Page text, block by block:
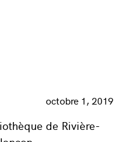
octobre 1, 2019
de Rivière-